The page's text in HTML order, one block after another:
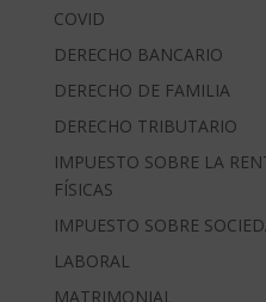
COVID
DERECHO BANCARIO
DERECHO DE FAMILIA
DERECHO TRIBUTARIO
IMPUESTO SOBRE LA
FÍSICAS
IMPUESTO SOBRE
LABORAL
MATRIMONIAL